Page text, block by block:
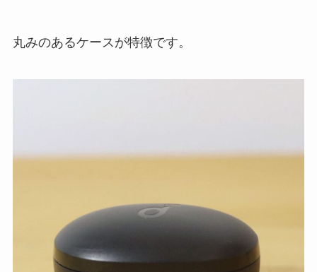
丸みのあるケースが特徴です。